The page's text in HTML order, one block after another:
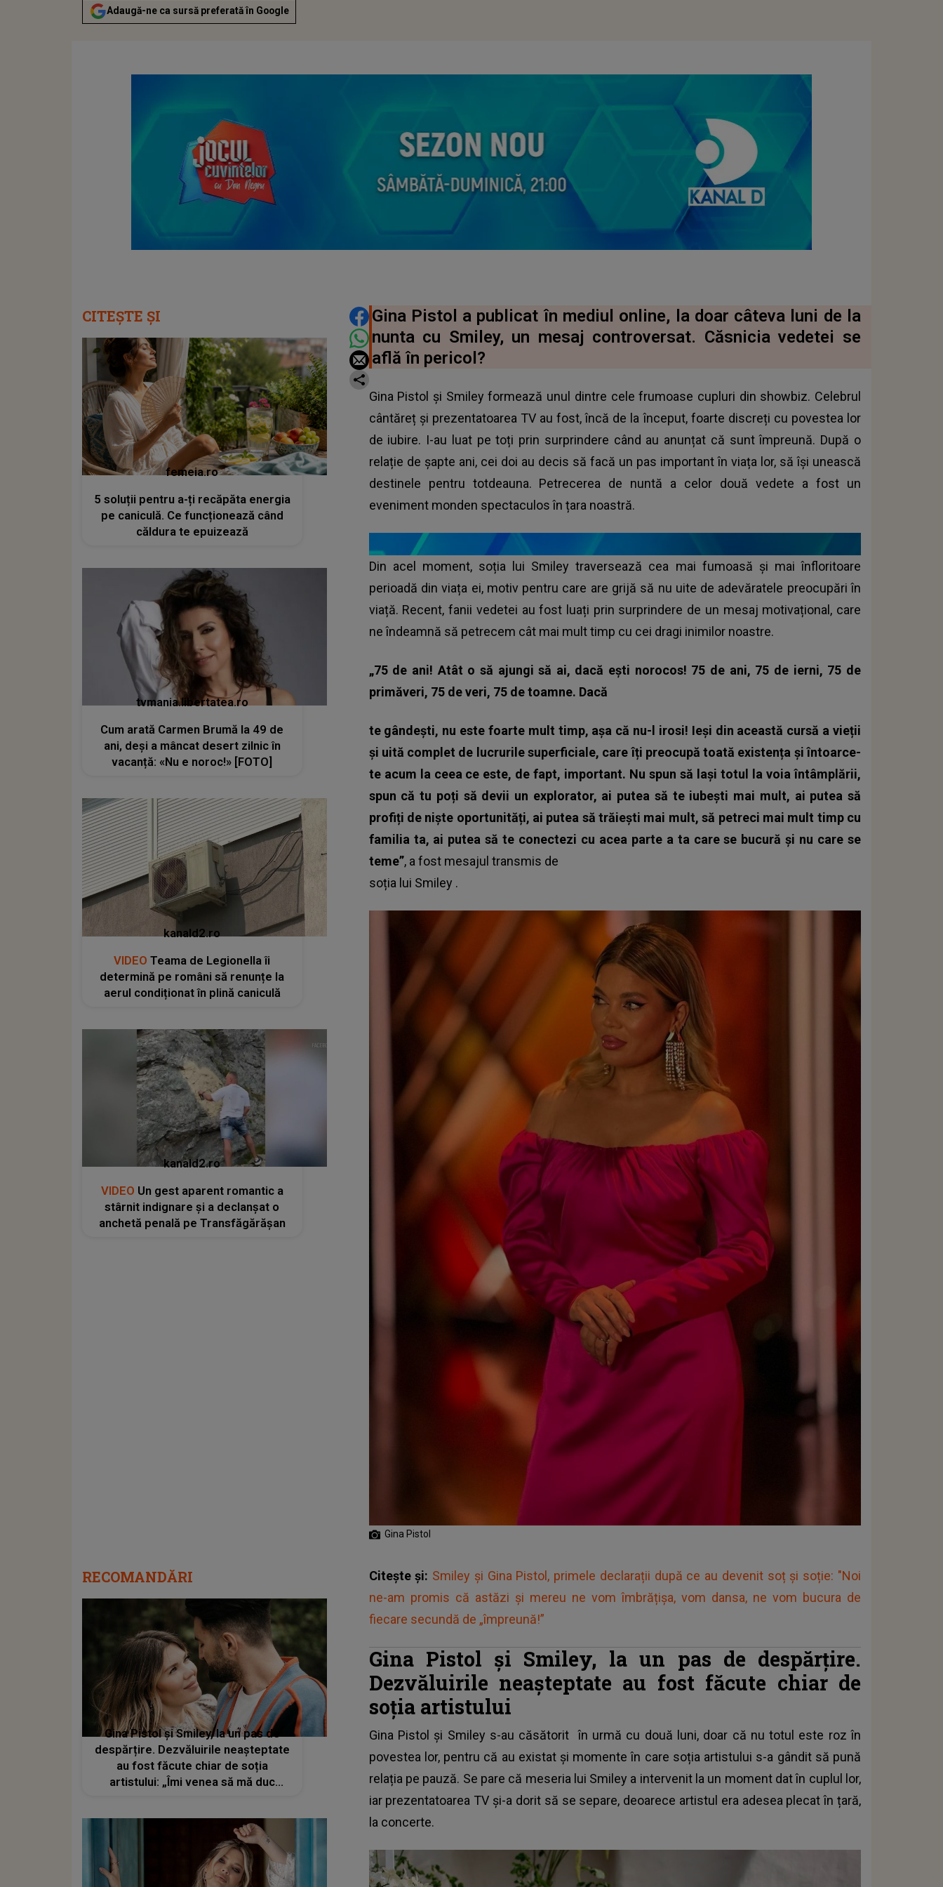
Adaugă-ne ca sursă preferată în Google
DISTRIBUIE ARTICOLUL
Gina Pistol a publicat în mediul online, la doar câteva luni de la
nunta cu Smiley, un mesaj controversat. Căsnicia vedetei se
află în pericol?
Gina Pistol și Smiley formează unul dintre cele frumoase cupluri din showbiz. Celebrul
cântăreț și prezentatoarea TV au fost, încă de la început, foarte discreți cu povestea lor
de iubire. I-au luat pe toți prin surprindere când au anunțat că sunt împreună. După o
relație de șapte ani, cei doi au decis să facă un pas important în viața lor, să își unească
destinele pentru totdeauna. Petrecerea de nuntă a celor două vedete a fost un
eveniment monden spectaculos în țara noastră.
Din acel moment, soția lui Smiley traversează cea mai fumoasă și mai înfloritoare
perioadă din viața ei, motiv pentru care are grijă să nu uite de adevăratele preocupări în
viață. Recent, fanii vedetei au fost luați prin surprindere de un mesaj motivațional, care
ne îndeamnă să petrecem cât mai mult timp cu cei dragi inimilor noastre.
„75 de ani! Atât o să ajungi să ai, dacă ești norocos! 75 de ani, 75 de ierni, 75 de
primăveri, 75 de veri, 75 de toamne. Dacă
te gândești, nu este foarte mult timp, așa că nu-l irosi! Ieși din această cursă a vieții
și uită complet de lucrurile superficiale, care îți preocupă toată existența și întoarce-
te acum la ceea ce este, de fapt, important. Nu spun să lași totul la voia întâmplării,
spun că tu poți să devii un explorator, ai putea să te iubești mai mult, ai putea să
profiți de niște oportunități, ai putea să trăiești mai mult, să petreci mai mult timp cu
familia ta, ai putea să te conectezi cu acea parte a ta care se bucură și nu care se
teme”, a fost mesajul transmis de
soția lui Smiley .
Gina Pistol
Citește și: Smiley și Gina Pistol, primele declarații după ce au devenit soț și soție: "Noi
ne-am promis că astăzi și mereu ne vom îmbrățișa, vom dansa, ne vom bucura de
fiecare secundă de „împreună!”
Gina Pistol și Smiley, la un pas de despărțire.
Dezvăluirile neașteptate au fost făcute chiar de
soția artistului
Gina Pistol și Smiley s-au căsătorit în urmă cu două luni, doar că nu totul este roz în
povestea lor, pentru că au existat și momente în care soția artistului s-a gândit să pună
relația pe pauză. Se pare că meseria lui Smiley a intervenit la un moment dat în cuplul lor,
iar prezentatoarea TV și-a dorit să se separe, deoarece artistul era adesea plecat în țară,
la concerte.
CITEȘTE ȘI
femeia.ro
5 soluții pentru a-ți recăpăta energia
pe caniculă. Ce funcționează când
căldura te epuizează
tvmania.libertatea.ro
Cum arată Carmen Brumă la 49 de
ani, deși a mâncat desert zilnic în
vacanță: «Nu e noroc!» [FOTO]
kanald2.ro
VIDEO Teama de Legionella îi
determină pe români să renunțe la
aerul condiționat în plină caniculă
kanald2.ro
VIDEO Un gest aparent romantic a
stârnit indignare și a declanșat o
anchetă penală pe Transfăgărășan
RECOMANDĂRI
Gina Pistol și Smiley, la un pas de
despărțire. Dezvăluirile neașteptate
au fost făcute chiar de soția
artistului: „Îmi venea să mă duc